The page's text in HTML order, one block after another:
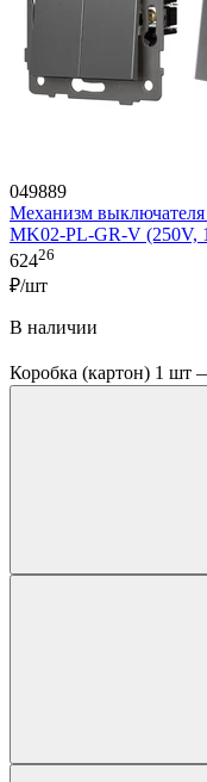
049889
Механизм
MK02-PL-GR-V (250V,
62426
₽/шт
В наличии
Коробка (картон) 1 шт